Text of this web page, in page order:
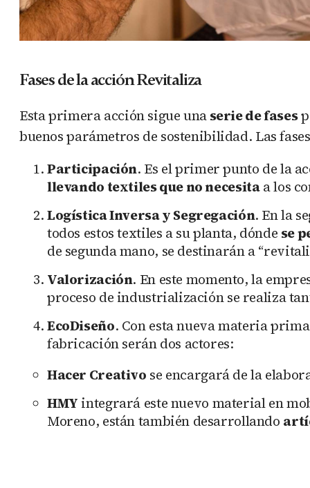
Fases de la acción Revitaliza
Esta primera acción sigue unaserie de fases
buenos parámetros de sostenibilidad. Las
Participación. Es el primer punto de la
llevando textiles que no necesitaa los
Logística Inversa y Segregación. En la
todos estos textiles a su planta, dónde se
de segunda mano, se destinarán a
Valorización. En este momento, la
proceso de industrialización se realiza
EcoDiseño. Con esta nueva materia
fabricación serán dos actores:
Hacer Creativo se encargará de la
HMYintegrará este nuevo material en
Moreno, están también desarrollando